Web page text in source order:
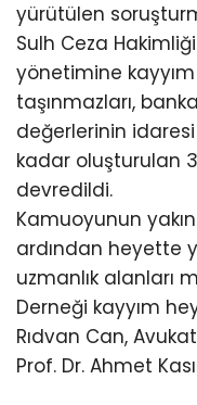
yürütülen
Sulh Ceza
yönetimine
taşınmazları,
değerlerinin
kadar oluşturulan
devredildi.
Kamuoyunun
ardından heyette
uzmanlık alanları
Derneği kayyım
Rıdvan Can,
Prof. Dr. Ahmet